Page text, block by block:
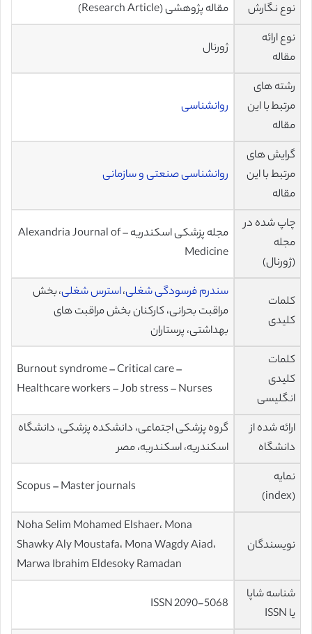
نوع نگارش
مقاله پژوهشی (Research Article)
نوع ارائه
مقاله
ژورنال
رشته های
مرتبط با این
مقاله
روانشناسی
گرایش های
مرتبط با این
مقاله
روانشناسی صنعتی و سازمانی
چاپ شده در
مجله
(ژورنال)
مجله پزشکی اسکندریه – Alexandria Journal of
Medicine
کلمات
کلیدی
سندرمفرسودگی شغلی،استرس شغلی، بخش
مراقبت بحرانی، کارکنان بخش مراقبت های
بهداشتی، پرستاران
کلمات
کلیدی
انگلیسی
Burnout syndrome – Critical care –
Healthcare workers – Job stress – Nurses
ارائه شده از
دانشگاه
گروه پزشکی اجتماعی، دانشکده پزشکی، دانشگاه
اسکندریه، اسکندریه، مصر
نمایه
(index)
Scopus – Master journals
نویسندگان
Noha Selim Mohamed Elshaer، Mona
Shawky Aly Moustafa، Mona Wagdy Aiad،
Marwa Ibrahim Eldesoky Ramadan
شناسه شاپا
یا ISSN
ISSN 2090-5068